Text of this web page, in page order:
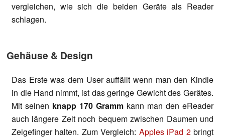
vergleichen, wie sich die beiden Geräte als Reader
schlagen.
Gehäuse & Design
Das Erste was dem User auffällt wenn man den Kindle
in die Hand nimmt, ist das geringe Gewicht des Gerätes.
Mit seinen knapp 170 Gramm kann man den eReader
auch längere Zeit noch bequem zwischen Daumen und
Zeigefinger halten. Zum Vergleich: Apples iPad 2bringt